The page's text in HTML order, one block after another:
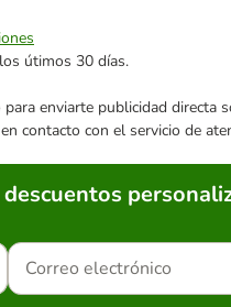
útimos 30 días.
enviarte publicidad
contacto con el servicio de